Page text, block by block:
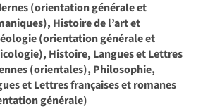
(orientation générale et
Histoire de l’art et
(orientation générale et
Histoire, Langues et Lettres
(orientales), Philosophie,
et Lettres françaises et romanes
générale)